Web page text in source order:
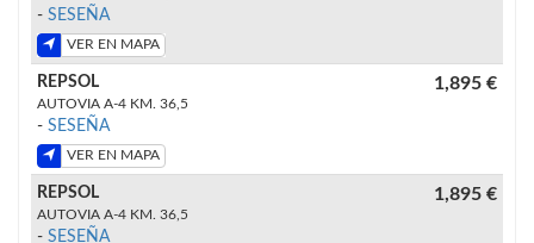
- SESEÑA
VER EN MAPA
REPSOL
AUTOVIA A-4 KM. 36,5
- SESEÑA
VER EN MAPA
1,895 €
REPSOL
AUTOVIA A-4 KM. 36,5
- SESEÑA
1,895 €